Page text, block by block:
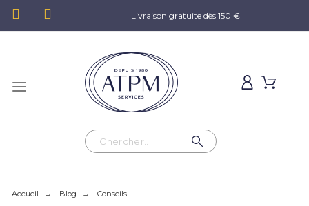
Livraison gratuite dès 150 €
Accueil Blog
Conseils